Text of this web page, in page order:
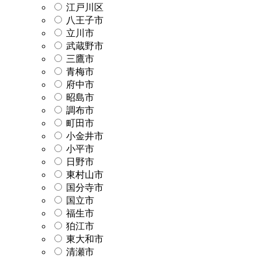
江戸川区
八王子市
立川市
武蔵野市
三鷹市
青梅市
府中市
昭島市
調布市
町田市
小金井市
小平市
日野市
東村山市
国分寺市
国立市
福生市
狛江市
東大和市
清瀬市